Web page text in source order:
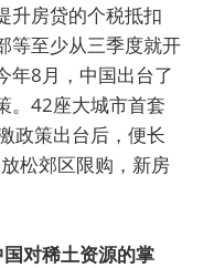
升房贷的个税抵扣
等至少从三季度就开
年8月，中国出台了
。42座大城市首套
政策出台后，便长
松郊区限购，新房
对稀土资源的掌